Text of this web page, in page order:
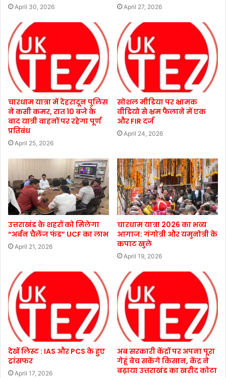
April 30, 2026 April 27, 2026
चारधाम यात्रा में देहरादून पुलिस
ने कसी कमर, रात 10 बजे के
बाद यात्री वाहनों पर रहेगा पूर्ण
प्रतिबंध
April 25, 2026
सोशल मीडिया पर भ्रामक
वीडियो से भ्रम फैलाने में एक
और FIR दर्ज
April 24, 2026
उत्तराखंड के शहरों को मिलेगा
“अर्बन चैलेंज फंड” UCF का लाभ
April 21, 2026
चारधाम यात्रा 2026 का भव्य
आगाज: गंगोत्री और यमुनोत्री के
कपाट खुले
April 19, 2026
देखें लिस्ट : IAS और PCS के हुए
ट्रांसफर
April 17, 2026
अब सरकारी केंद्रों पर अपना पूरा
गेहूं बेच सकेंगे किसान, केंद्र ने
बढ़ाया उत्तराखंड का खरीद कोटा